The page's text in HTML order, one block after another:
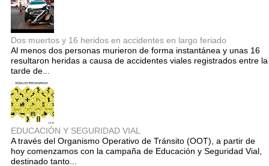
Dos muertos y 16 heridos en accidentes en largo feriado
Al menos dos personas murieron de forma instantánea y unas 16
resultaron heridas a causa de accidentes viales registrados entre la
tarde de...
EDUCACIÓN Y SEGURIDAD VIAL
A través del Organismo Operativo de Tránsito (OOT), a partir de
hoy comenzamos con la campaña de Educación y Seguridad Vial,
destinado tanto...